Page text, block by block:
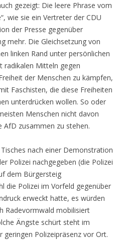
gezeigt: Die leere Phrase vom
wie sie ein Vertreter der CDU
der Presse gegenüber
mehr. Die Gleichsetzung von
linken Rand unter persönlichen
radikalen Mitteln gegen
der Menschen zu kämpfen,
Faschisten, die diese Freiheiten
unterdrücken wollen. So oder
Menschen nicht davon
AfD zusammen zu stehen.
nach einer Demonstration
Polizei nachgegeben (die Polizei
dem Bürgersteig
die Polizei im Vorfeld gegenüber
erweckt hatte, es würden
Radevormwald mobilisiert
Ängste schürt steht im
geringen Polizeipräsenz vor Ort.